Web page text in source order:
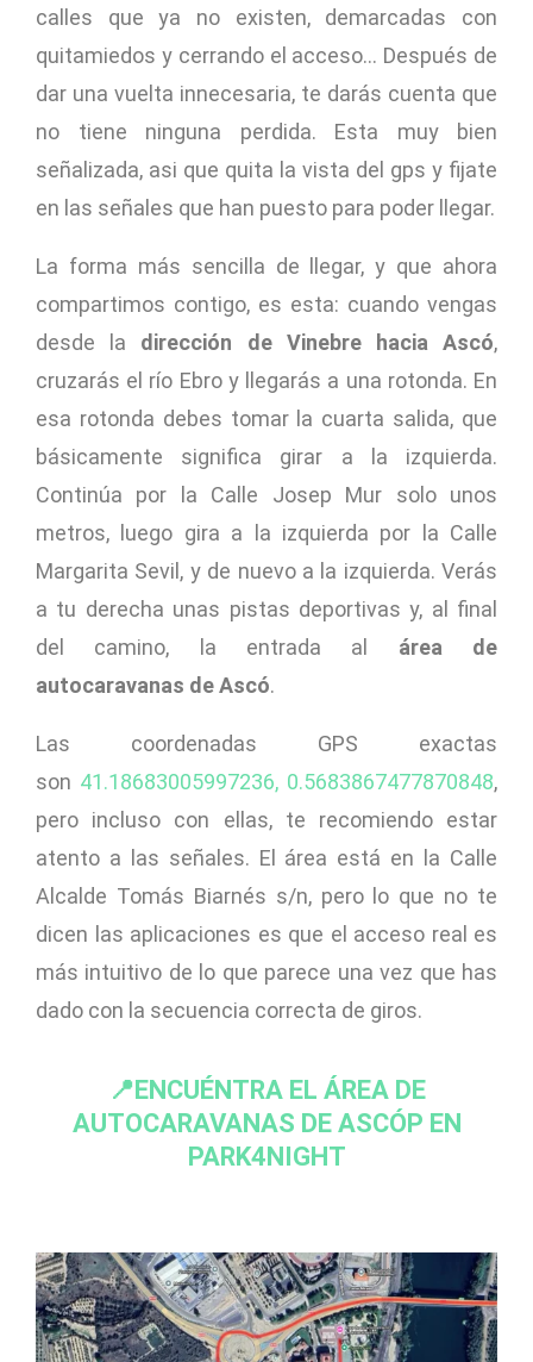
calles que ya no existen, demarcadas con
quitamiedos y cerrando el acceso… Después de
dar una vuelta innecesaria, te darás cuenta que
no tiene ninguna perdida. Esta muy bien
señalizada, asi que quita la vista del gps y fijate
en las señales que han puesto para poder llegar.
La forma más sencilla de llegar, y que ahora
compartimos contigo, es esta: cuando vengas
desde la dirección de Vinebre hacia Ascó,
cruzarás el río Ebro y llegarás a una rotonda. En
esa rotonda debes tomar la cuarta salida, que
básicamente significa girar a la izquierda.
Continúa por la Calle Josep Mur solo unos
metros, luego gira a la izquierda por la Calle
Margarita Sevil, y de nuevo a la izquierda. Verás
a tu derecha unas pistas deportivas y, al final
del camino, la entrada al área de
autocaravanas de Ascó.
Las coordenadas GPS exactas
son 41.18683005997236, 0.5683867477870848,
pero incluso con ellas, te recomiendo estar
atento a las señales. El área está en la Calle
Alcalde Tomás Biarnés s/n, pero lo que no te
dicen las aplicaciones es que el acceso real es
más intuitivo de lo que parece una vez que has
dado con la secuencia correcta de giros.
📍ENCUÉNTRA EL ÁREA DE
AUTOCARAVANAS DE ASCÓP EN
PARK4NIGHT